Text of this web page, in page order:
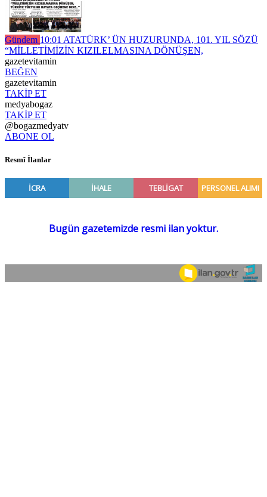
Gündem 10:01 ATATÜRK’ ÜN HUZURUNDA, 101. YIL SÖZÜ
“MİLLETİMİZİN KIZILELMASINA DÖNÜŞEN,
gazetevitamin
BEĞEN
gazetevitamin
TAKİP ET
medyabogaz
TAKİP ET
@bogazmedyatv
ABONE OL
Resmî İlanlar